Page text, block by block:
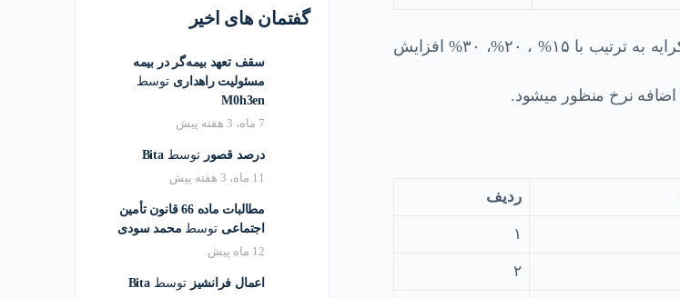
۱/۱ – حق بيمه اتومبيلهاي تعليم رانندگي ، تاكسي ( و آژانس ) و كرايه به ترتيب با ۱۵% ، ۲۰%، ۳۰% افزايش
ردیف
۱
۲
گفتمان های اخیر
سقف تعهد بیمه‌گر در بیمه
مسئولیت راهداری توسط
M0h3en
7 ماه، 3 هفته پیش
درصد قصور توسطBita
11 ماه، 3 هفته پیش
مطالبات ماده 66 قانون تأمین
اجتماعی توسط محمد سودی
12 ماه پیش
اعمال فرانشیز توسطBita